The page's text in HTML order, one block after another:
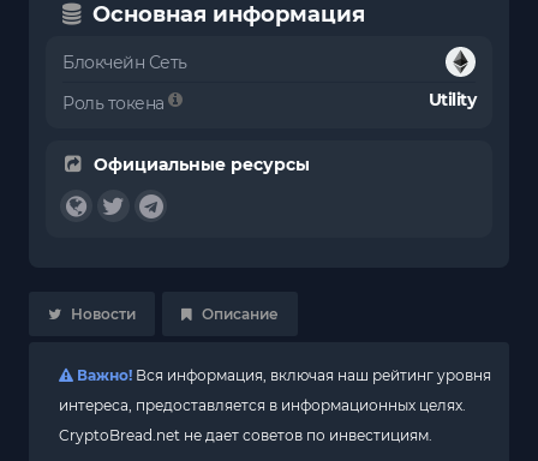
Основная информация
Блокчейн Сеть
Роль токена
Utility
Официальные ресурсы
Новости Описание
Важно! Вся информация, включая наш рейтинг уровня
интереса, предоставляется в информационных целях.
CryptoBread.net не дает советов по инвестициям.